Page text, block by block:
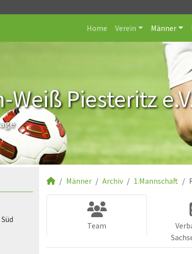
Home Verein Männer
Weiß Piesteritz
Männer Archiv 1.Mannschaft
Team